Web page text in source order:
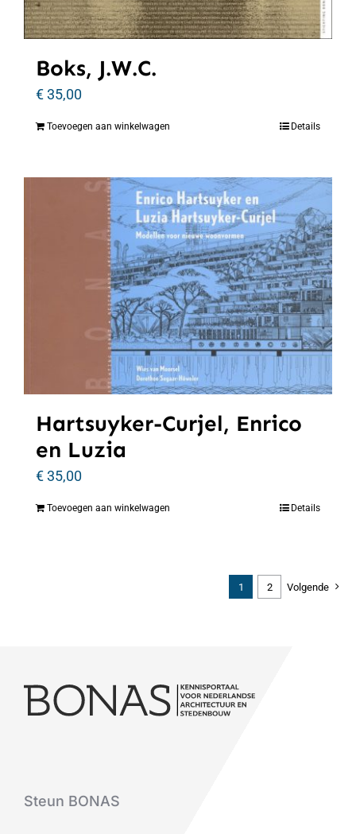
Boks, J.W.C.
€35,00
Toevoegen aan winkelwagen Details
Hartsuyker-Curjel, Enrico
en Luzia
€35,00
Toevoegen aan winkelwagen Details
1 2 Volgende
Steun BONAS